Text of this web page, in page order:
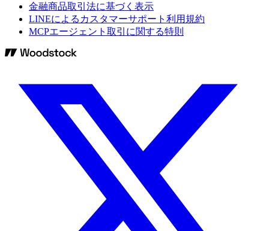
金融商品取引法に基づく表示
LINEによるカスタマーサポート利用規約
MCPエージェント取引に関する特則